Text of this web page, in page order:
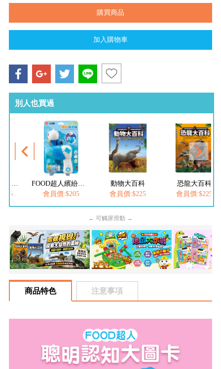
別人也買過
會員價:$205
動物大百科
會員價:$225
恐龍大百科
會員價:$225
← 可觸屏滑動 →
商品特色 注意事項